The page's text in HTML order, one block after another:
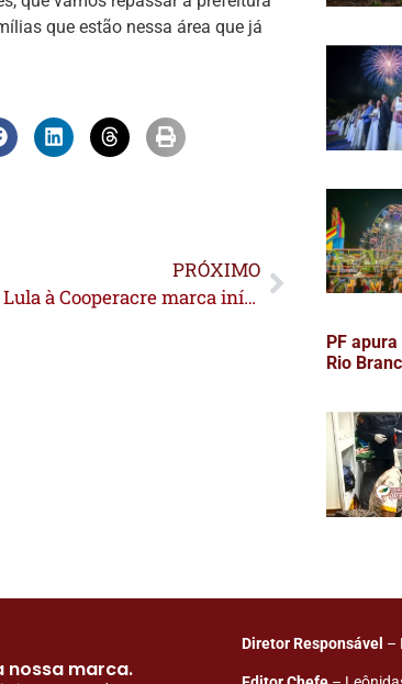
que estão nessa área que já
PRÓXIMO
Chegada de Lula à Cooperacre marca início da agenda oficial no Acre
PF
Rio
nossa marca.
Diretor Responsável –